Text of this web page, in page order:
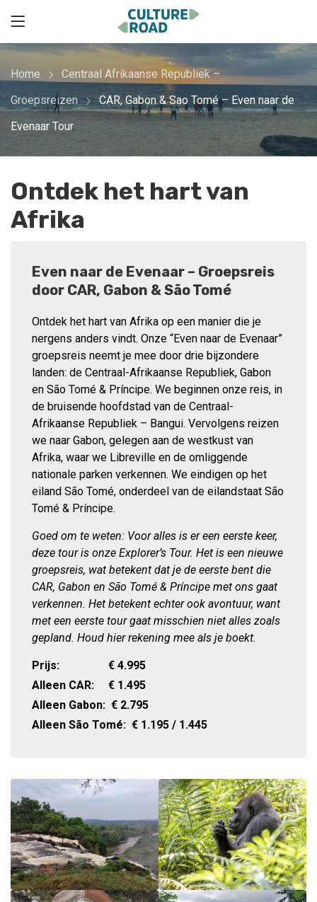
Home
Centraal Afrikaanse Republiek –
Groepsreizen
CAR, Gabon & Sao Tomé – Even naar de
Evenaar Tour
Ontdek het hart van
Afrika
Even naar de Evenaar – Groepsreis
door CAR, Gabon & São Tomé
Ontdek het hart van Afrika op een manier die je
nergens anders vindt. Onze “Even naar de Evenaar”
groepsreis neemt je mee door drie bijzondere
landen: de Centraal-Afrikaanse Republiek, Gabon
en São Tomé & Príncipe. We beginnen onze reis, in
de bruisende hoofdstad van de Centraal-
Afrikaanse Republiek – Bangui. Vervolgens reizen
we naar Gabon, gelegen aan de westkust van
Afrika, waar we Libreville en de omliggende
nationale parken verkennen. We eindigen op het
eiland São Tomé, onderdeel van de eilandstaat São
Tomé & Príncipe.
Goed om te weten: Voor alles is er een eerste keer,
deze tour is onze Explorer’s Tour. Het is een nieuwe
groepsreis, wat betekent dat je de eerste bent die
CAR, Gabon en São Tomé & Príncipe met ons gaat
verkennen. Het betekent echter ook avontuur, want
met een eerste tour gaat misschien niet alles zoals
gepland. Houd hier rekening mee als je boekt.
Prijs: € 4.995
Alleen CAR:
€ 1.495
Alleen Gabon: € 2.795
Alleen São Tomé: € 1.195 / 1.445